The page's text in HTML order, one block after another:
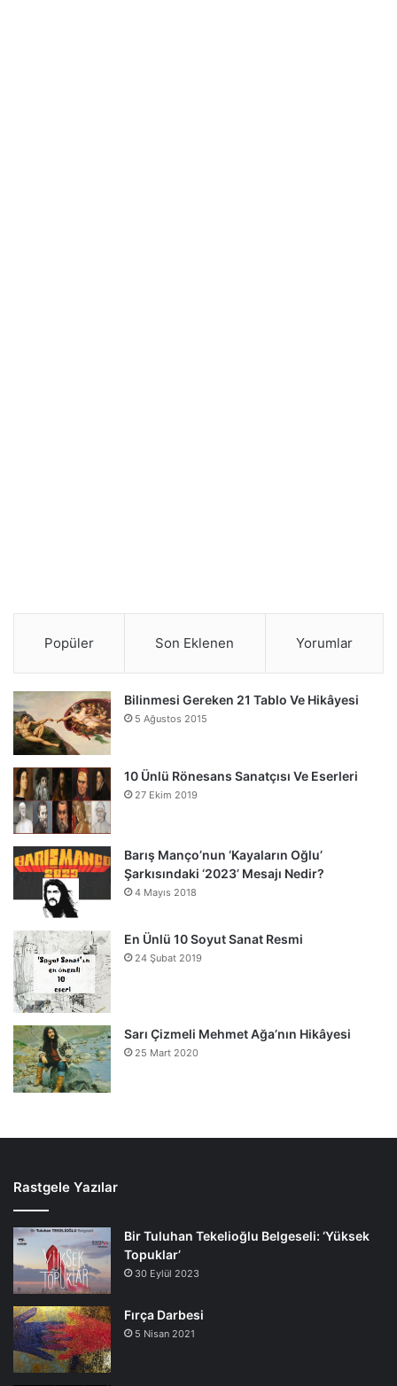
Popüler Son Eklenen Yorumlar
Bilinmesi Gereken 21 Tablo Ve Hikâyesi
5 Ağustos 2015
10 Ünlü Rönesans Sanatçısı Ve Eserleri
27 Ekim 2019
Barış Manço’nun ‘Kayaların Oğlu’
Şarkısındaki ‘2023’ Mesajı Nedir?
4 Mayıs 2018
En Ünlü 10 Soyut Sanat Resmi
24 Şubat 2019
Sarı Çizmeli Mehmet Ağa’nın Hikâyesi
25 Mart 2020
Rastgele Yazılar
Bir Tuluhan Tekelioğlu Belgeseli: ‘Yüksek
Topuklar’
30 Eylül 2023
Fırça Darbesi
5 Nisan 2021